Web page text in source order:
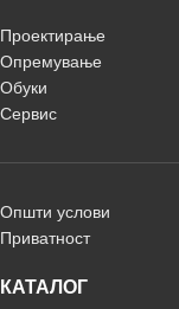
Проектирање
Опремување
Обуки
Сервис
Општи услови
Приватност
КАТАЛОГ